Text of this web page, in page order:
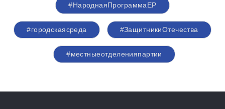
#НароднаяПрограммаЕР
#городскаясреда #ЗащитникиОтечества
#местныеотделенияпартии